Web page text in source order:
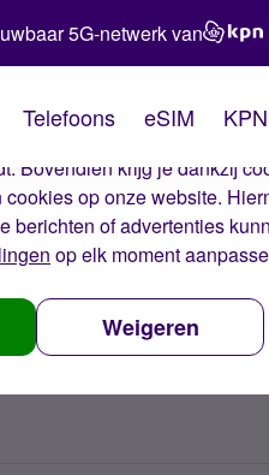
van Simyo
onze website. Met deze
Bovendien krijg je dankzij
op onze website.
berichten of advertenties
op elk moment
Weigeren
5G-netwerk van
Telefoons eSIM